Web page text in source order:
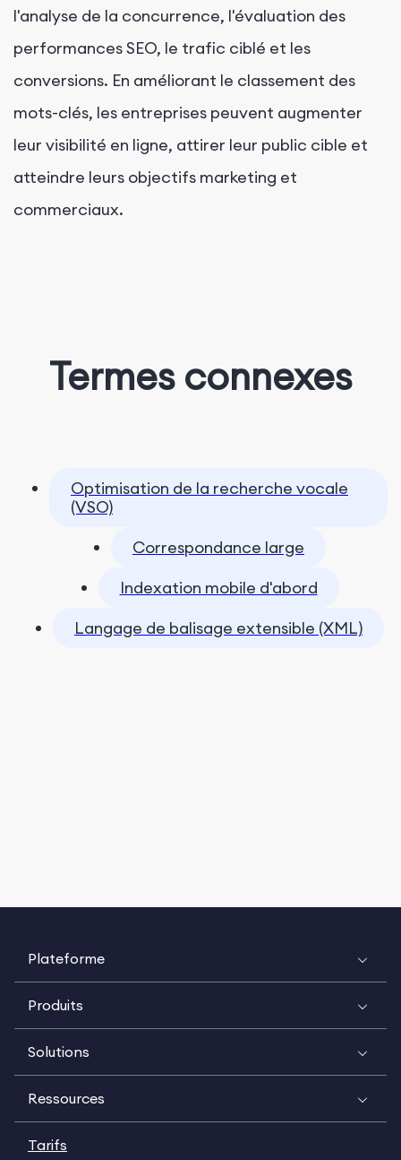
l'analyse de la concurrence, l'évaluation des
performances SEO, le trafic ciblé et les
conversions. En améliorant le classement des
mots-clés, les entreprises peuvent augmenter
leur visibilité en ligne, attirer leur public cible et
atteindre leurs objectifs marketing et
commerciaux.
Termes connexes
Optimisation de la recherche vocale
(VSO)
Correspondance large
Indexation mobile d'abord
Langage de balisage extensible (XML)
Plateforme
Produits
Solutions
Ressources
Tarifs